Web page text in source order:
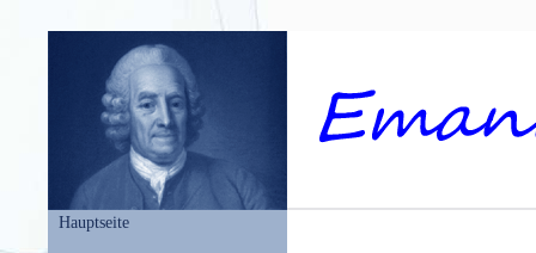
Hauptseite